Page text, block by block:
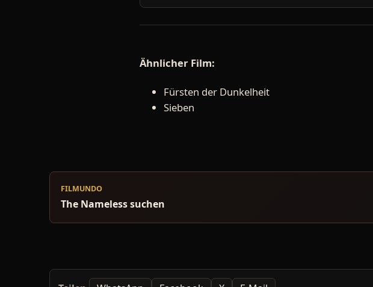
Ähnlicher Film:
Fürsten der Dunkelheit
Sieben
FILMUNDO
The Nameless suchen